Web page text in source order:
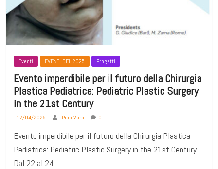
Eventi EVENTI DEL 2025 Progetti
Evento imperdibile per il futuro della Chirurgia
Plastica Pediatrica: Pediatric Plastic Surgery
in the 21st Century
17/04/2025 Pino Vero 0
Evento imperdibile per il futuro della Chirurgia Plastica
Pediatrica: Pediatric Plastic Surgery in the 21st Century
Dal 22 al 24